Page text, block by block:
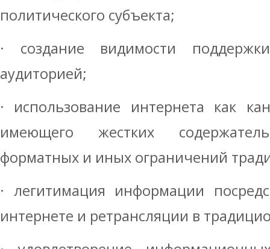
политического субъекта;
· создание видимости
аудиторией;
· использование интернета как
имеющего жестких
форматных и иных ограничений
· легитимация информации
интернете и ретрансляции в